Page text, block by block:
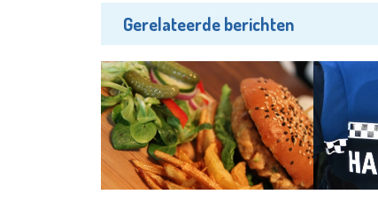
Gerelateerde berichten